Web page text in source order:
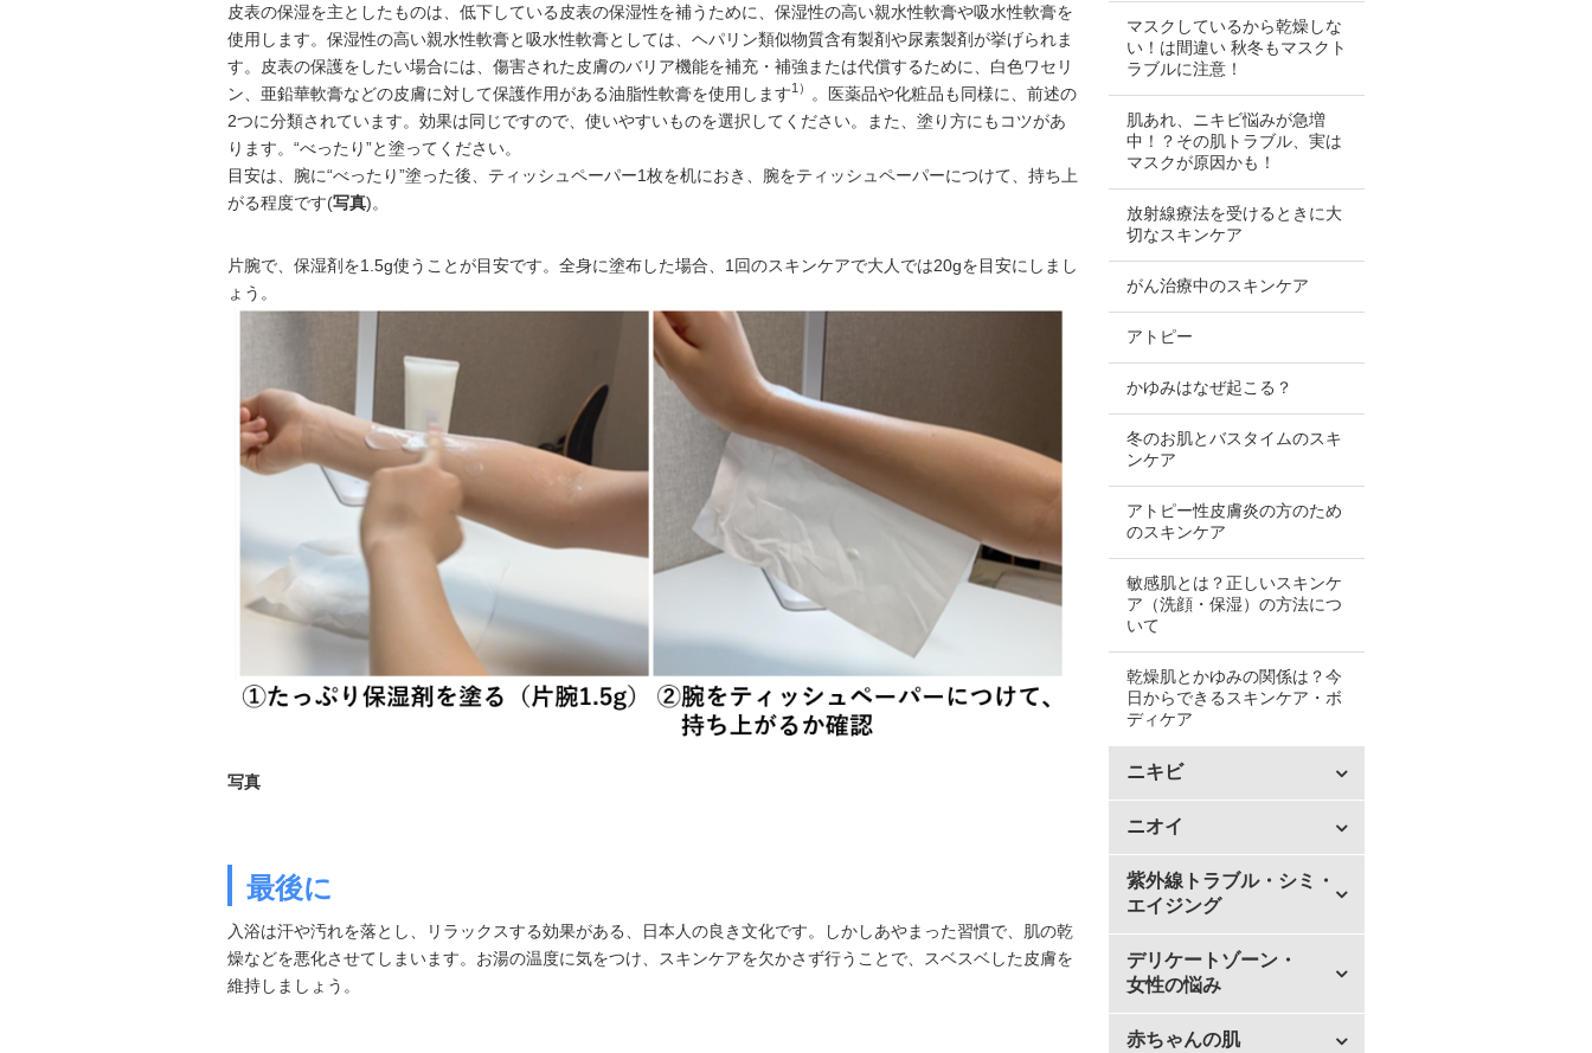
皮表の保湿を主としたものは、低下している皮表の保湿性を補うために、保湿性の高い親水性軟膏や吸水性軟膏を
使用します。保湿性の高い親水性軟膏と吸水性軟膏としては、ヘパリン類似物質含有製剤や尿素製剤が挙げられま
す。皮表の保護をしたい場合には、傷害された皮膚のバリア機能を補充・補強または代償するために、白色ワセリ
ン、亜鉛華軟膏などの皮膚に対して保護作用がある油脂性軟膏を使用します1）
。医薬品や化粧品も同様に、前述の
2つに分類されています。効果は同じですので、使いやすいものを選択してください。また、塗り方にもコツがあ
ります。“べったり”と塗ってください。
目安は、腕に“べったり”塗った後、ティッシュペーパー1枚を机におき、腕をティッシュペーパーにつけて、持ち上
がる程度です(写真)。
片腕で、保湿剤を1.5g使うことが目安です。全身に塗布した場合、1回のスキンケアで大人では20gを目安にしまし
ょう。
写真
最後に
入浴は汗や汚れを落とし、リラックスする効果がある、日本人の良き文化です。しかしあやまった習慣で、肌の乾
燥などを悪化させてしまいます。お湯の温度に気をつけ、スキンケアを欠かさず行うことで、スベスベした皮膚を
維持しましょう。
マスクしているから乾燥しな
い！は間違い 秋冬もマスクト
ラブルに注意！
肌あれ、ニキビ悩みが急増
中！？その肌トラブル、実は
マスクが原因かも！
放射線療法を受けるときに大
切なスキンケア
がん治療中のスキンケア
アトピー
かゆみはなぜ起こる？
冬のお肌とバスタイムのスキ
ンケア
アトピー性皮膚炎の方のため
のスキンケア
敏感肌とは？正しいスキンケ
ア（洗顔・保湿）の方法につ
いて
乾燥肌とかゆみの関係は？今
日からできるスキンケア・ボ
ディケア
ニキビ
ニオイ
紫外線トラブル・シミ・
エイジング
デリケートゾーン・
女性の悩み
赤ちゃんの肌